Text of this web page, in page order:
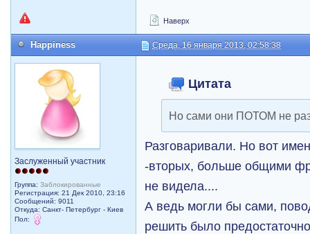
Наверх
Happiness Среда, 16 января 2013, 02:58:38
Заслуженный участник
Группа:Заблокированные
Регистрация: 21 Дек 2010, 23:16
Сообщений: 9011
Откуда: Санкт- Петербург - Киев
Пол:
Цитата
Но сами они ПОТОМ не
Разговаривали. Но вот
-вторых, больше общими
не видела....
А ведь могли бы сами,
решить было